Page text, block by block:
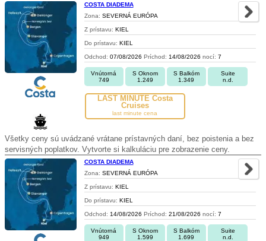
COSTA DIADEMA
Zona: SEVERNÁ EURÓPA
Z prístavu: KIEL
Do prístavu: KIEL
Odchod: 07/08/2026 Príchod: 14/08/2026 nocí: 7
Vnútorná
749
S Oknom
1.249
S Balkóm
1.349
Suite
n.d.
LAST MINUTE Costa
Cruises
last minute cena
Všetky ceny sú uvádzané vrátane prístavných daní, bez poistenia a bez
servisných poplatkov. Vytvorte si kalkuláciu pre zobrazenie ceny.
COSTA DIADEMA
Zona: SEVERNÁ EURÓPA
Z prístavu: KIEL
Do prístavu: KIEL
Odchod: 14/08/2026 Príchod: 21/08/2026 nocí: 7
Vnútorná
949
S Oknom
1.599
S Balkóm
1.699
Suite
n.d.